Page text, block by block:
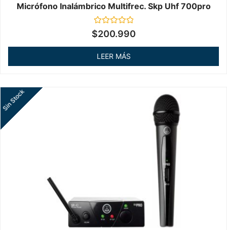
Micrófono Inalámbrico Multifrec. Skp Uhf 700pro
Valorado
en
de
$200.990
LEER MÁS
Sin Stock